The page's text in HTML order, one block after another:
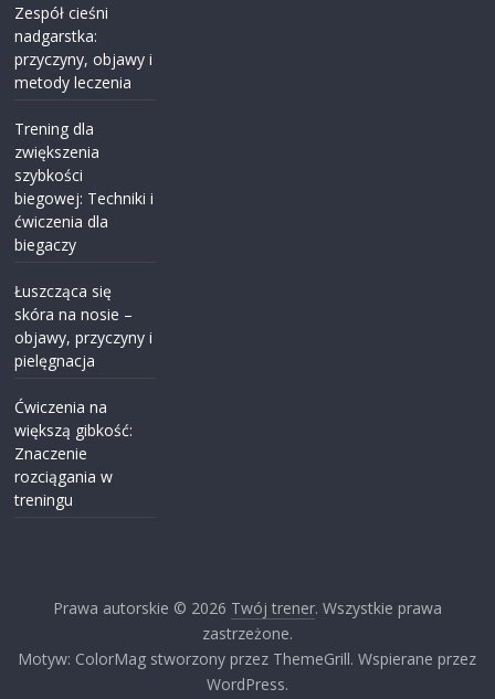
Zespół cieśni
nadgarstka:
przyczyny, objawy i
metody leczenia
Trening dla
zwiększenia
szybkości
biegowej: Techniki i
ćwiczenia dla
biegaczy
Łuszcząca się
skóra na nosie –
objawy, przyczyny i
pielęgnacja
Ćwiczenia na
większą gibkość:
Znaczenie
rozciągania w
treningu
Prawa autorskie © 2026 Twój trener. Wszystkie prawa
zastrzeżone.
Motyw: ColorMag stworzony przez ThemeGrill. Wspierane przez
WordPress.